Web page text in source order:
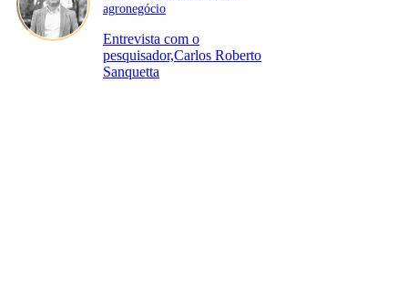
agronegócio
Entrevista com o
pesquisador,Carlos Roberto
Sanquetta